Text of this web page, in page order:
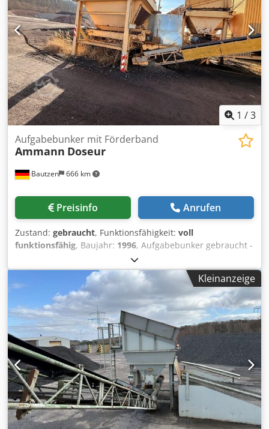
1 /3
Bautzen 666 km
Aufgabebunker mit Förderband
Ammann Doseur
Preisinfo Anrufen
Zustand: gebraucht, Funktionsfähigkeit: voll
funktionsfähig, Baujahr: 1996, Aufgabebunker gebraucht -
Abzugsband -Förderband Dedpfxszq S Ave Amxowa
Kleinanzeige